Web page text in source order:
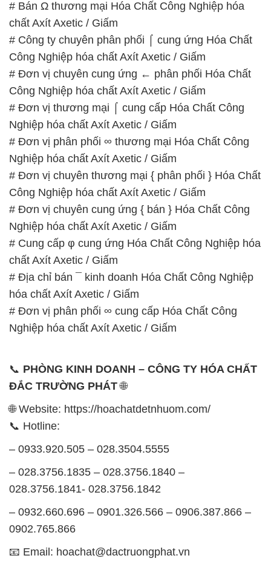
Nghiệp hóa chất Axít Axetic / Giấm
# Đơn vị chuyên thương mại { phân phối } Hóa Chất
Công Nghiệp hóa chất Axít Axetic / Giấm
# Đơn vị chuyên cung ứng { bán } Hóa Chất Công
Nghiệp hóa chất Axít Axetic / Giấm
# Cung cấp φ cung ứng Hóa Chất Công Nghiệp hóa
chất Axít Axetic / Giấm
# Địa chỉ bán ¯ kinh doanh Hóa Chất Công Nghiệp
hóa chất Axít Axetic / Giấm
# Đơn vị phân phối ∞ cung cấp Hóa Chất Công
Nghiệp hóa chất Axít Axetic / Giấm
📞 PHÒNG KINH DOANH – CÔNG TY HÓA CHẤT
ĐẮC TRƯỜNG PHÁT
🌐 Website: https://hoachatdetnhuom.com/
📞 Hotline:
– 0933.920.505 – 028.3504.5555
– 028.3756.1835 – 028.3756.1840 –
– 0932.660.696 – 0901.326.566 – 0906.387.866 –
0902.765.866
📧 Email: hoachat@dactruongphat.vn
GIỜ LÀM VIỆC TẠI CÔNG TY HÓA CHẤT ĐẮC
TRƯỜNG PHÁT
Thời gian làm việctại Hóa Chất Đắc Trường Phát
được tổ chức như sau:
Thứ 2 đến thứ 6: Buổi sáng: từ 8h đến 11h – Buổi
chiều: từ 12h30 đến 17h
Thứ 7: Buổi sáng: từ 8h đến 11h – Buổi chiều: từ